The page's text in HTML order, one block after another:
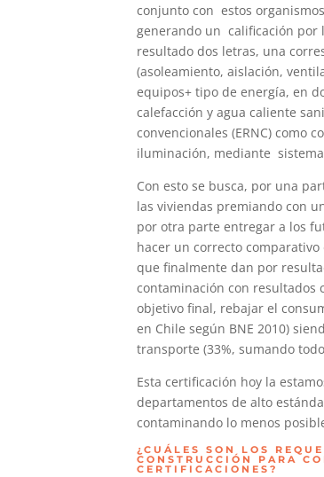
conjunto con estos
generando un calificación por
resultado dos letras, una
(asoleamiento, aislación,
equipos+ tipo de energía, en
calefacción y agua caliente
convencionales (ERNC) como
iluminación, mediante
Con esto se busca, por una
las viviendas premiando con
por otra parte entregar a los
hacer un correcto
que finalmente dan por
contaminación con resultados
objetivo final, rebajar el
en Chile según BNE 2010)
transporte (33%, sumando
Esta certificación hoy la
departamentos de alto
contaminando lo menos
¿CUÁLES SON LOS
CONSTRUCCIÓN PARA
CERTIFICACIONES?